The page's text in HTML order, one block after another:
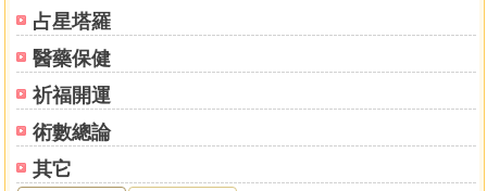
占星塔羅
醫藥保健
祈福開運
術數總論
其它
寡母
婦女管家
孤寡
孝順
不和
不孝
誣賴